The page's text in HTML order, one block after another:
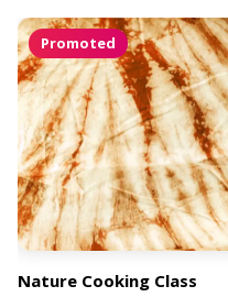
Promoted
Nature Cooking Class